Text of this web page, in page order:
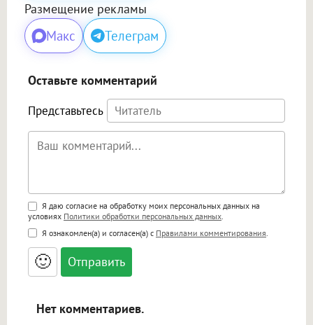
Размещение рекламы
Макс Телеграм
Оставьте комментарий
Представьтесь
Поддержка HTML
<b>, <strong>, <u>, <i>, <em>, <s>, <big>,
<small>, <sup>, <sub>, <pre>, <ul>, <ol>, <li>,
<blockquote>, <code> экранирует HTML,
адреса URL автоматически становятся
ссылками, и [img]адрес[/img] будет
Я даю согласие на обработку моих персональных данных на
условиях Политики обработки персональных данных
Я ознакомлен(а) и согласен(а) с Правилами комментирования
🙂
Нет комментариев.